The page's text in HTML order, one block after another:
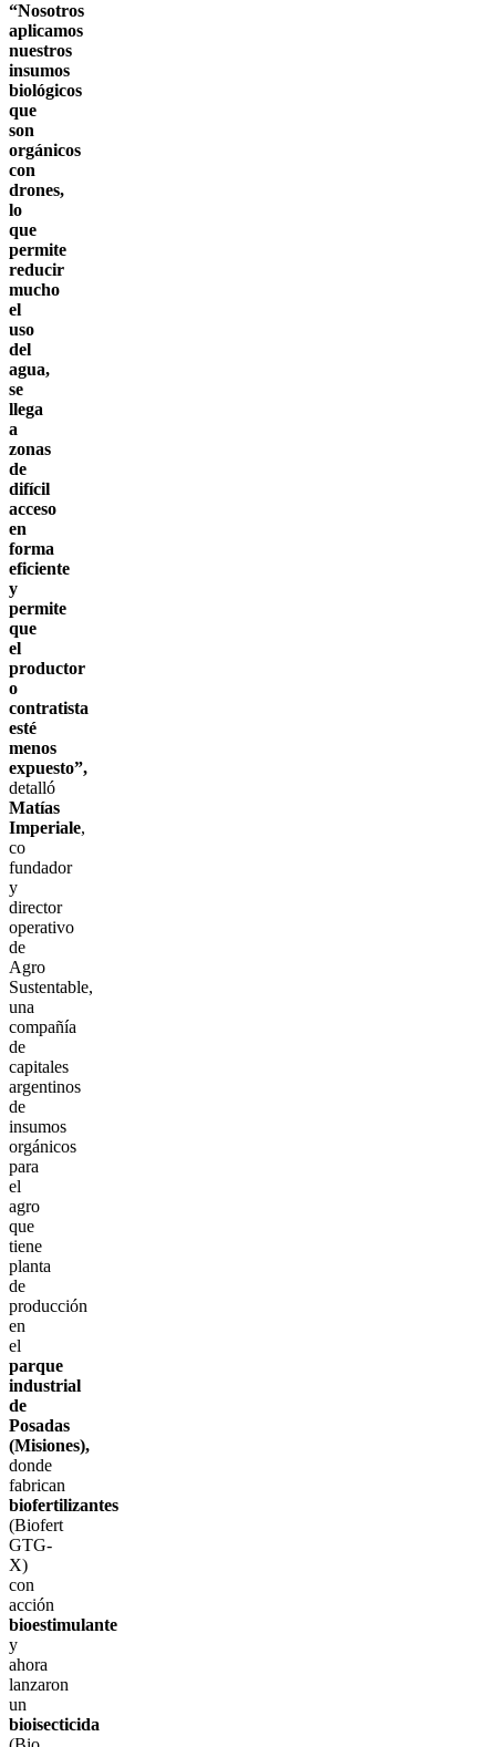
“Nosotros
aplicamos
nuestros
insumos
biológicos
que
son
orgánicos
con
drones,
lo
que
permite
reducir
mucho
el
uso
del
agua,
se
llega
a
zonas
de
difícil
acceso
en
forma
eficiente
y
permite
que
el
productor
o
contratista
esté
menos
expuesto”,
detalló
Matías
Imperiale,
co
fundador
y
director
operativo
de
Agro
Sustentable,
una
compañía
de
capitales
argentinos
de
insumos
orgánicos
para
el
agro
que
tiene
planta
de
producción
en
el
parque
industrial
de
Posadas
(Misiones),
donde
fabrican
biofertilizantes
(Biofert
GTG-
X)
con
acción
bioestimulante
y
ahora
lanzaron
un
bioisecticida